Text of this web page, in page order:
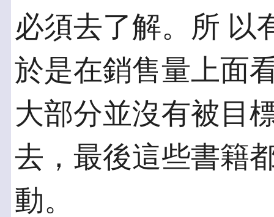
必須去了解。所 以
於是在銷售量上面
大部分並沒有被目
去，最後這些書籍
動。